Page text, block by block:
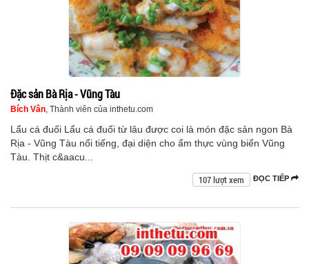
Đặc sản Bà Rịa - Vũng Tàu
Bích Vân, Thành viên của inthetu.com
Lẩu cá đuối Lẩu cá đuối từ lâu được coi là món đặc sản ngon Bà
Rịa - Vũng Tàu nổi tiếng, đại diện cho ẩm thực vùng biển Vũng
Tàu. Thịt c&aacu...
ĐỌC TIẾP
107 lượt xem